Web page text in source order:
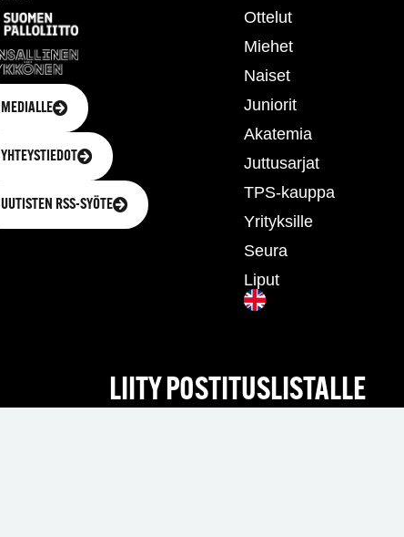
MEDIALLE
YHTEYSTIEDOT
UUTISTEN RSS-SYÖTE
Ottelut
Miehet
Naiset
Juniorit
Akatemia
Juttusarjat
TPS-kauppa
Yrityksille
Seura
Liput
LIITY POSTITUSLISTALLE